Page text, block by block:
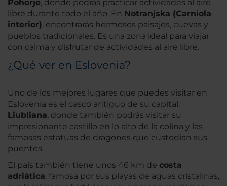
Pohorje, donde podrás practicar actividades al aire
libre durante todo el año. En Notranjska (Carniola
interior), encontrarás hermosos paisajes, cuevas y
pueblos tradicionales. Es una zona ideal para viajar
con calma y disfrutar de actividades al aire libre.
¿Qué ver en Eslovenia?
Uno de los mejores lugares que puedes visitar en
Eslovenia es el casco antiguo de su capital,
Liubliana, donde también podrás visitar su
impresionante castillo en lo alto de la colina y las
famosas estatuas de dragones que custodian sus
puentes.
El país también tiene unos 46 km de costa
adriática, famosa por sus playas de aguas cristalinas,